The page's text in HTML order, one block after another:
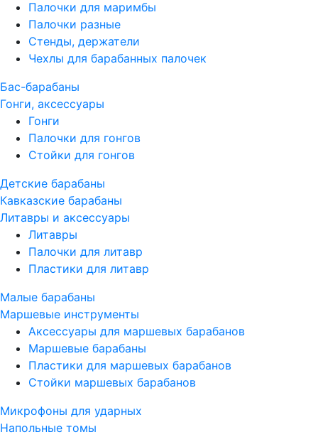
Палочки для маримбы
Палочки разные
Стенды, держатели
Чехлы для барабанных палочек
Бас-барабаны
Гонги, аксессуары
Гонги
Палочки для гонгов
Стойки для гонгов
Детские барабаны
Кавказские барабаны
Литавры и аксессуары
Литавры
Палочки для литавр
Пластики для литавр
Малые барабаны
Маршевые инструменты
Аксессуары для маршевых барабанов
Маршевые барабаны
Пластики для маршевых барабанов
Стойки маршевых барабанов
Микрофоны для ударных
Напольные томы